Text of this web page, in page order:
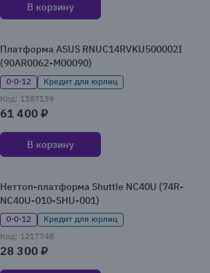
В корзину
Платформа ASUS RNUC14RVKU500002I
(90AR0062-M00090)
0·0·12
Кредит для юрлиц
Код: 1387139
61 400 ₽
В корзину
Неттоп-платформа Shuttle NC40U (74R-
NC40U-010-SHU-001)
0·0·12
Кредит для юрлиц
Код: 1217748
28 300 ₽